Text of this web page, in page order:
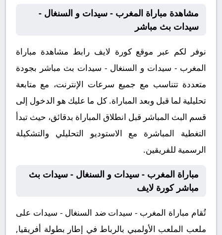
مشاهدة مباراة المغرب - سيدات و السنغال -
سيدات بث مباشر
نوفر لكم عبر موقع كورة لايف رابط مشاهدة مباراة
المغرب - سيدات و السنغال - سيدات بث مباشر بجودة
متعددة تتناسب مع جميع سرعات الإنترنت، مع متابعة
تحليلية لما قبل وبعد المباراة. كل ما عليك هو الدخول إلى
قسم البث المباشر قبل انطلاق المباراة بدقائق، حيث تبدأ
التغطية المباشرة مع الاستوديو التحليلي والتشكيلة
الرسمية للفريقين.
مباراة المغرب - سيدات و السنغال - سيدات بث
مباشر كورة لايف
تُقام مباراة المغرب - سيدات ضد السنغال - سيدات على
ملعب الملعب الأولمبي بالرباط في إطار بطولة أفريقيا,